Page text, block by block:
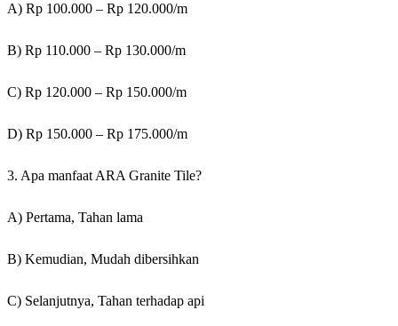
A) Rp 100.000 – Rp 120.000/m
B) Rp 110.000 – Rp 130.000/m
C) Rp 120.000 – Rp 150.000/m
D) Rp 150.000 – Rp 175.000/m
3. Apa manfaat ARA Granite Tile?
A) Pertama, Tahan lama
B) Kemudian, Mudah dibersihkan
C) Selanjutnya, Tahan terhadap api